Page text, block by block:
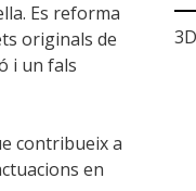
Es reforma
originals de
i un fals
contribueix a
en